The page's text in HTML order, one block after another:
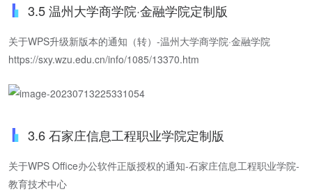
3.5 温州大学商学院·金融学院定制版
关于WPS升级新版本的通知（转）-温州大学商学院·金融学院
https://sxy.wzu.edu.cn/info/1085/13370.htm
3.6 石家庄信息工程职业学院定制版
关于WPS Office办公软件正版授权的通知-石家庄信息工程职业学院-
教育技术中心